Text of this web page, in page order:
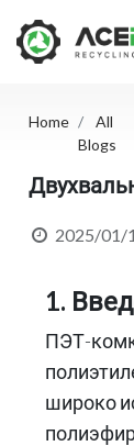
Продукция
Решения
Связаться
简体
Home
All
Blogs
2025/01/
1.
ПЭТ-
широко